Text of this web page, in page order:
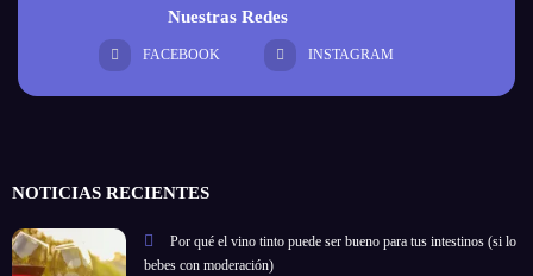
Nuestras Redes
FACEBOOK INSTAGRAM
NOTICIAS RECIENTES
Por qué el vino tinto puede ser bueno para tus intestinos (si lo
bebes con moderación)